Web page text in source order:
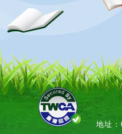
地址